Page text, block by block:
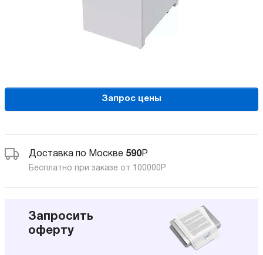
Запрос цены
Доставка по Москве 590Р
Бесплатно при заказе от 100000 Р
Запросить
оферту